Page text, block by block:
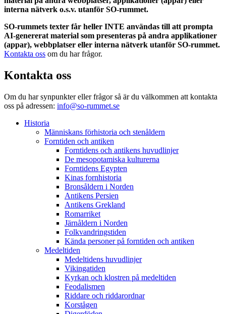
interna nätverk o.s.v. utanför SO-rummet.
SO-rummets texter får heller INTE användas till att prompta
AI-genererat material som presenteras på andra applikationer
(appar), webbplatser eller interna nätverk utanför SO-rummet.
Kontakta oss om du har frågor.
Kontakta oss
Om du har synpunkter eller frågor så är du välkommen att kontakta
oss på adressen: info@so-rummet.se
Historia
Människans förhistoria och stenåldern
Forntiden och antiken
Forntidens och antikens huvudlinjer
De mesopotamiska kulturerna
Forntidens Egypten
Kinas fornhistoria
Bronsåldern i Norden
Antikens Persien
Antikens Grekland
Romarriket
Järnåldern i Norden
Folkvandringstiden
Kända personer på forntiden och antiken
Medeltiden
Medeltidens huvudlinjer
Vikingatiden
Kyrkan och klostren på medeltiden
Feodalismen
Riddare och riddarordnar
Korstågen